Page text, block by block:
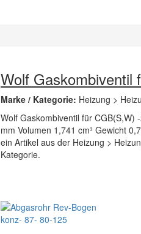
Wolf Gaskombiventil
Marke / Kategorie: Heizung >
Wolf Gaskombiventil für
mm Volumen 1,741 cm³ Gewicht
ein Artikel aus der Heizung >
Kategorie.